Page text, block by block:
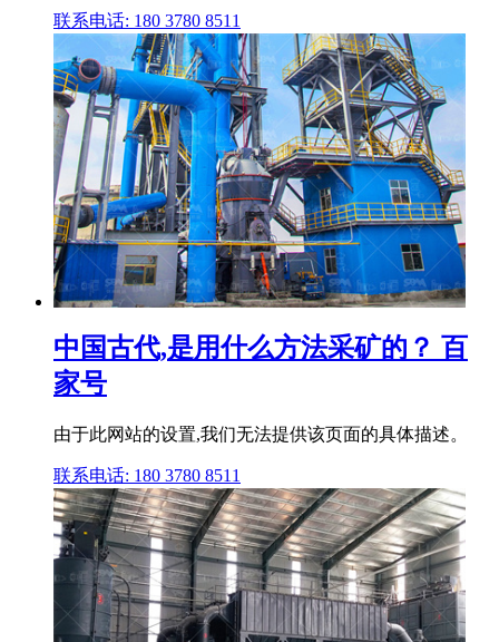
联系电话: 180 3780 8511
中国古代,是用什么方法采矿的？ 百
家号
由于此网站的设置,我们无法提供该页面的具体描述。
联系电话: 180 3780 8511